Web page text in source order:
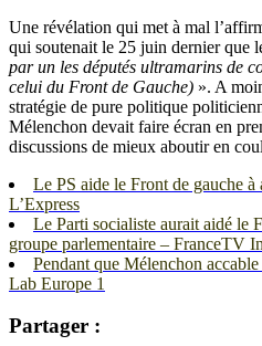
Une révélation qui met à mal
qui soutenait le 25 juin dernier que
par un les députés ultramarins de
celui du Front de Gauche) ». A
stratégie de pure politique
Mélenchon devait faire écran en
discussions de mieux aboutir en
Le PS aide le Front de gauche
L’Express
Le Parti socialiste aurait aidé le
groupe parlementaire – FranceTV
Pendant que Mélenchon
Lab Europe 1
Partager :